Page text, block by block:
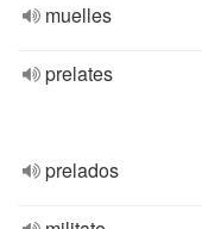
muelles
prelates
prelados